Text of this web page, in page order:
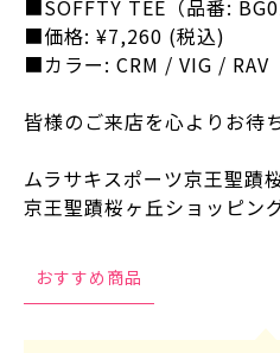
■SOFFTY TEE（品番:
■価格: ¥7,260 (税込)
■カラー: CRM / VIG / RAV
皆様のご来店を心よりお待
ムラサキスポーツ京王聖蹟
京王聖蹟桜ヶ丘ショッピン
おすすめ商品